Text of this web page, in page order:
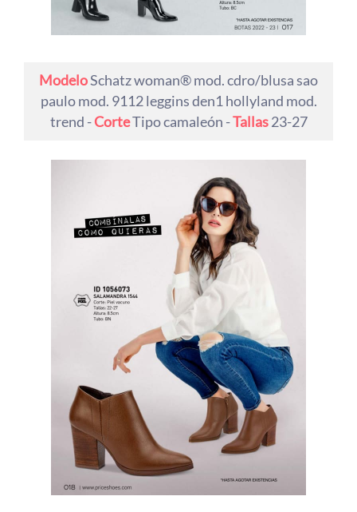
ModeloSchatz woman® mod. cdro/blusa sao
paulo mod. 9112 leggins den1 hollyland mod.
trend -CorteTipo camaleón -Tallas23-27